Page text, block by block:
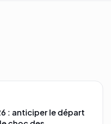
: anticiper le départ